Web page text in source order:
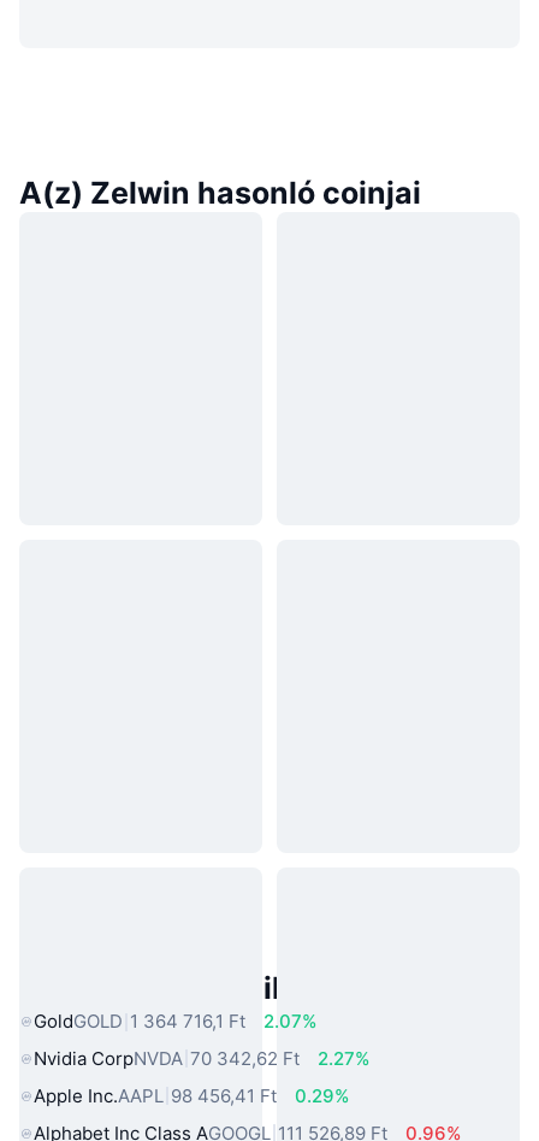
A(z) Zelwin hasonló coinjai
Népszerű Való Világbeli Eszközök
GoldGOLD 1 364 716,1 Ft
2.07%
Nvidia CorpNVDA 70 342,62 Ft
2.27%
Apple Inc.AAPL 98 456,41 Ft
0.29%
Alphabet Inc Class AGOOGL 111 526,89 Ft 0.96%